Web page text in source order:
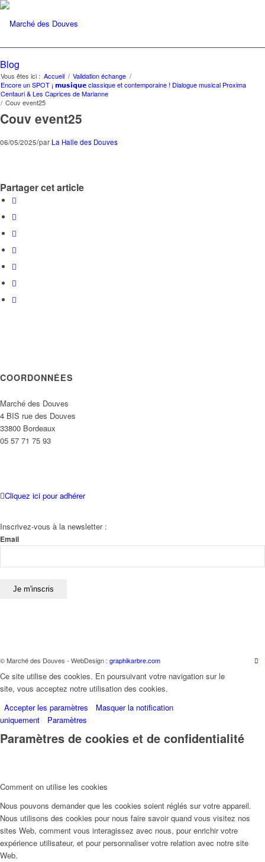
Blog
Vous êtes ici : Accueil / Validation échange /
Encore un SPOT ¡ 𝗺𝘂𝘀𝗶𝗾𝘂𝗲 classique et contemporaine ! Dialogue musical Proxima
Centauri & Les Caprices de Marianne
/ Couv event25
Couv event25
06/05/2025/par La Halle des Douves
Partager cet article
COORDONNÉES
Marché des Douves
4 BIS rue des Douves
33800 Bordeaux
05 57 71 75 93
Cliquez ici pour adhérer
Inscrivez-vous à la newsletter :
Email
© Marché des Douves - WebDesign : graphikarbre.com
Ce site utilise des cookies. En poursuivant votre navigation sur le
site, vous acceptez notre utilisation des cookies.
Accepter les paramètres
Masquer la notification
uniquement
Paramètres
Paramètres de cookies et de confidentialité
Comment on utilise les cookies
Nous pouvons demander que les cookies soient réglés sur votre appareil.
Nous utilisons des cookies pour nous faire savoir quand vous visitez nos
sites Web, comment vous interagissez avec nous, pour enrichir votre
expérience utilisateur, et pour personnaliser votre relation avec notre site
Web.